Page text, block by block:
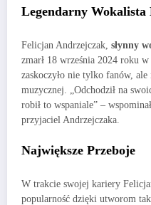
Legendarny
Felicjan Andrzejczak, słynny
zmarł 18 września 2024 roku
zaskoczyło nie tylko fanów,
muzycznej. „Odchodził na
robił to wspaniale” –
przyjaciel Andrzejczaka.
Największe Przeboje
W trakcie swojej kariery
popularność dzięki utworom